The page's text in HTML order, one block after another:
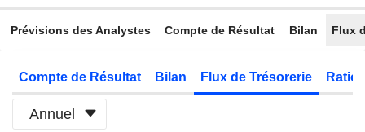
Prévisions des Analystes Compte de Résultat Bilan Flux
Compte de Résultat Bilan Flux de Trésorerie
Annuel